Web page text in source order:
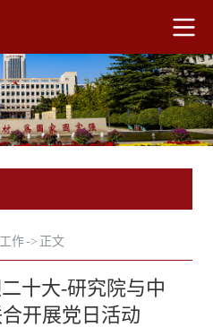
作-> 正文
十大-研究院与中
开展党日活动